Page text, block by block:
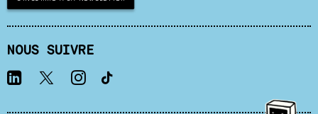
NOUS SUIVRE